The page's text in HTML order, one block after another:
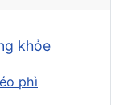
khỏe
phì